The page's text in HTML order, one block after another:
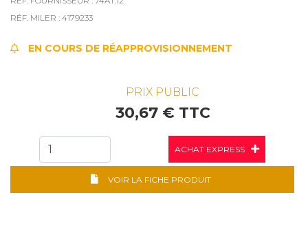
RÉF. MILER : 4179233
EN COURS DE RÉAPPROVISIONNEMENT
PRIX PUBLIC
30,67 € TTC
ACHAT EXPRESS
VOIR LA FICHE PRODUIT